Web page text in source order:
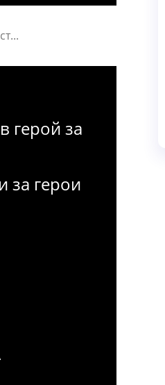
герой за
за герои